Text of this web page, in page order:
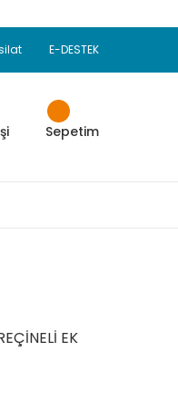
Sepette
Sepette
E-DESTEK
Sepetim
EK